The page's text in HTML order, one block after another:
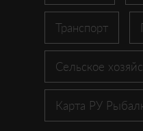
Транспорт
Сельское
Карта РУ